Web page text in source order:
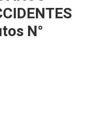
N°